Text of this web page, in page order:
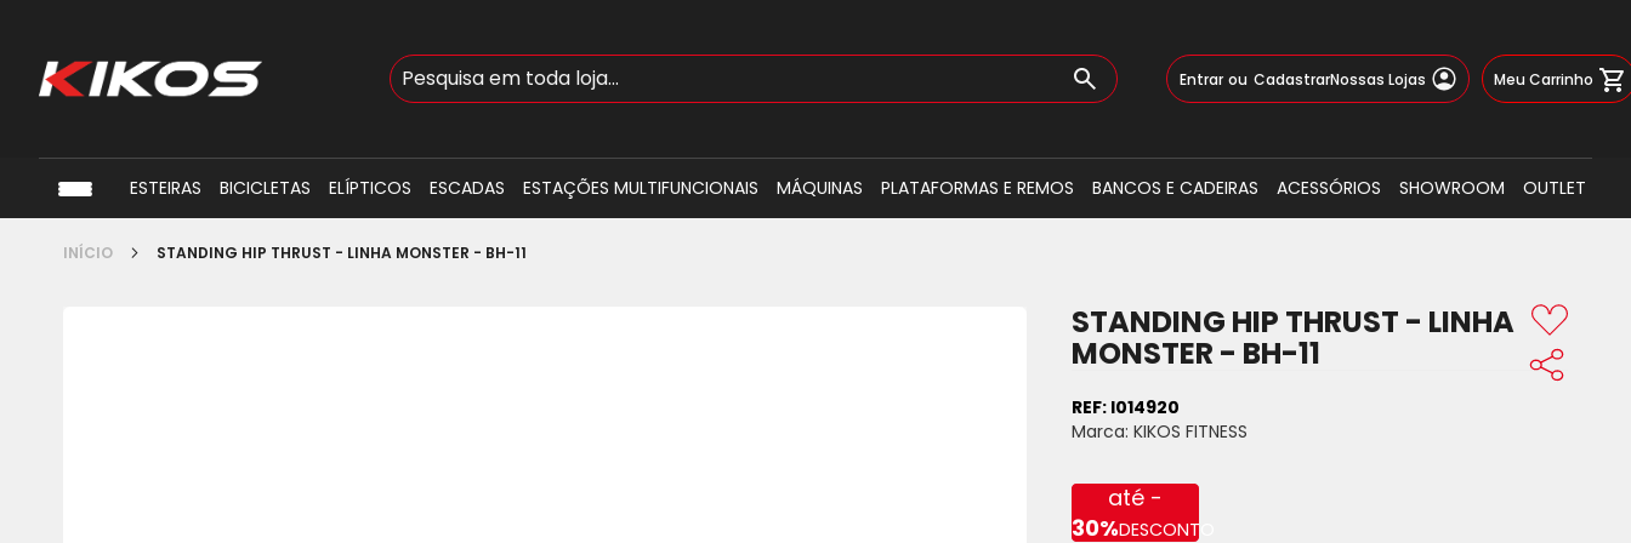
Busca
Pular
para
Entrar CadastrarNossas Lojas Meu Carrinho
ESTEIRAS BICICLETAS ELÍPTICOS ESCADAS ESTAÇÕES MULTIFUNCIONAIS MÁQUINAS PLATAFORMAS E REMOS BANCOS E CADEIRAS ACESSÓRIOS SHOWROOM OUTLET
INÍCIO STANDING HIP THRUST - LINHA MONSTER - BH-11
STANDING HIP THRUST - LINHA
MONSTER - BH-11
REF: I014920
Marca: KIKOS FITNESS
até -
30%DESCONTO